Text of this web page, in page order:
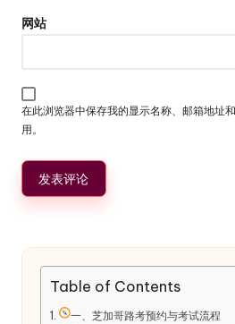
网站
在此浏览器中保存我的显示名称、邮箱地址
用。
Table of Contents
一、芝加哥路考预约与考试流程